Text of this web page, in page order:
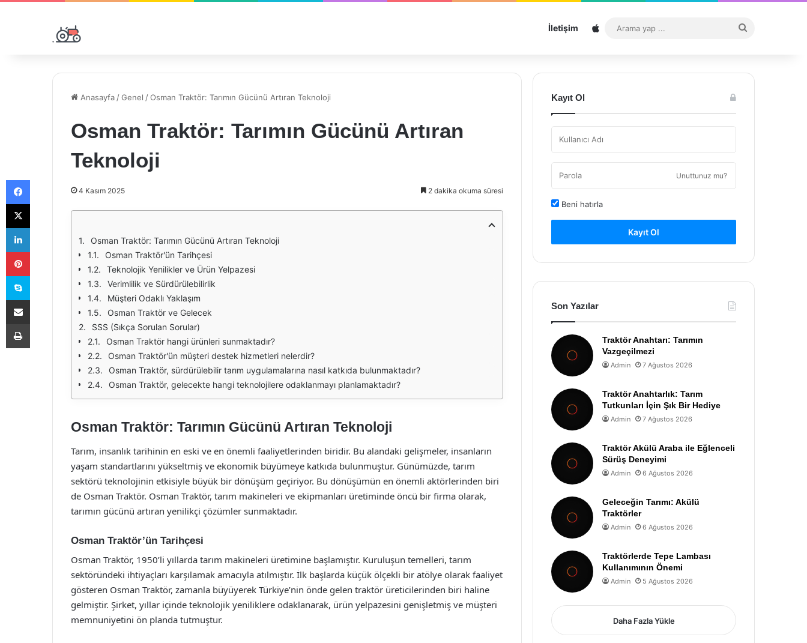
İletişim Sitemap
...
Anasayfa /Genel /Osman Traktör: Tarımın Gücünü Artıran Teknoloji
Osman Traktör: Tarımın Gücünü Artıran
Teknoloji
4 Kasım 2025 2 dakika okuma süresi
Osman Traktör: Tarımın Gücünü Artıran Teknoloji
Osman Traktör'ün Tarihçesi
Teknolojik Yenilikler ve Ürün Yelpazesi
Verimlilik ve Sürdürülebilirlik
Müşteri Odaklı Yaklaşım
Osman Traktör ve Gelecek
SSS (Sıkça Sorulan Sorular)
Osman Traktör hangi ürünleri sunmaktadır?
Osman Traktör'ün müşteri destek hizmetleri nelerdir?
Osman Traktör, sürdürülebilir tarım uygulamalarına nasıl katkıda bulunmaktadır?
Osman Traktör, gelecekte hangi teknolojilere odaklanmayı planlamaktadır?
Osman Traktör: Tarımın Gücünü Artıran Teknoloji
Tarım, insanlık tarihinin en eski ve en önemli faaliyetlerinden biridir. Bu alandaki gelişmeler, insanların
yaşam standartlarını yükseltmiş ve ekonomik büyümeye katkıda bulunmuştur. Günümüzde, tarım
sektörü teknolojinin etkisiyle büyük bir dönüşüm geçiriyor. Bu dönüşümün en önemli aktörlerinden biri
de Osman Traktör. Osman Traktör, tarım makineleri ve ekipmanları üretiminde öncü bir firma olarak,
tarımın gücünü artıran yenilikçi çözümler sunmaktadır.
Osman Traktör’ün Tarihçesi
Osman Traktör, 1950’li yıllarda tarım makineleri üretimine başlamıştır. Kuruluşun temelleri, tarım
sektöründeki ihtiyaçları karşılamak amacıyla atılmıştır. İlk başlarda küçük ölçekli bir atölye olarak faaliyet
gösteren Osman Traktör, zamanla büyüyerek Türkiye’nin önde gelen traktör üreticilerinden biri haline
gelmiştir. Şirket, yıllar içinde teknolojik yeniliklere odaklanarak, ürün yelpazesini genişletmiş ve müşteri
memnuniyetini ön planda tutmuştur.
Kayıt Ol
Unuttunuz mu?
Beni hatırla
Kayıt Ol
Son Yazılar
Traktör Anahtarı: Tarımın
Vazgeçilmezi
Admin 7 Ağustos 2026
Traktör Anahtarlık: Tarım
Tutkunları İçin Şık Bir Hediye
Admin 7 Ağustos 2026
Traktör Akülü Araba ile Eğlenceli
Sürüş Deneyimi
Admin 6 Ağustos 2026
Geleceğin Tarımı: Akülü
Traktörler
Admin 6 Ağustos 2026
Traktörlerde Tepe Lambası
Kullanımının Önemi
Admin 5 Ağustos 2026
Daha Fazla Yükle
Facebook
X
LinkedIn
Pinterest
Skype
E-Posta ile paylaş